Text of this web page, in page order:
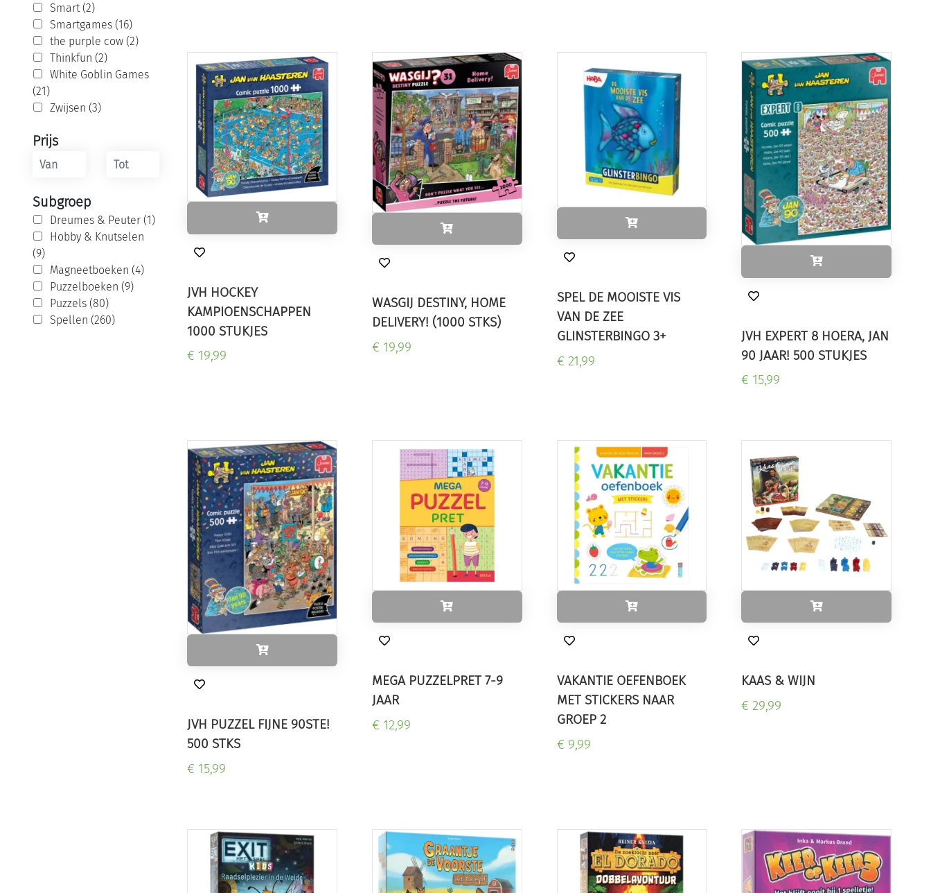
Smart (2)
Smartgames (16)
the purple cow (2)
Thinkfun (2)
White Goblin Games
(21)
Zwijsen (3)
Prijs
Subgroep
Dreumes & Peuter (1)
Hobby & Knutselen
(9)
Magneetboeken (4)
Puzzelboeken (9)
Puzzels (80)
Spellen (260)
JVH HOCKEY
KAMPIOENSCHAPPEN
1000 STUKJES
€ 19,99
WASGIJ DESTINY, HOME
DELIVERY! (1000 STKS)
€ 19,99
SPEL DE MOOISTE VIS
VAN DE ZEE
GLINSTERBINGO 3+
€ 21,99
JVH EXPERT 8 HOERA, JAN
90 JAAR! 500 STUKJES
€ 15,99
JVH PUZZEL FIJNE 90STE!
500 STKS
€ 15,99
MEGA PUZZELPRET 7-9
JAAR
€ 12,99
VAKANTIE OEFENBOEK
MET STICKERS NAAR
GROEP 2
€ 9,99
KAAS & WIJN
€ 29,99